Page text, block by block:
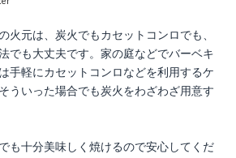
火元は、炭火でもカセットコンロでも、
でも大丈夫です。家の庭などでバーベキ
手軽にカセットコンロなどを利用するケ
ういった場合でも炭火をわざわざ用意す
も十分美味しく焼けるので安心してくだ